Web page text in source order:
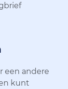
een andere
kunt